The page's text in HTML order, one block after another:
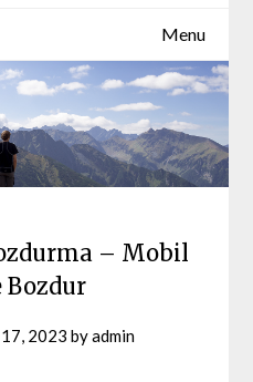
Menu
– Mobil
Bozdur
17, 2023 byadmin